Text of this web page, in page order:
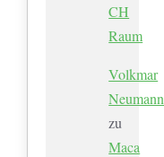
CH
Raum
Volkmar
Neumann
zu
Maca